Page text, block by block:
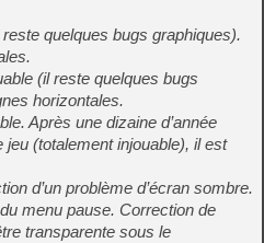
quelques bugs graphiques).
(il reste quelques bugs
horizontales.
Après une dizaine d’année
(totalement injouable), il est
d’un problème d’écran sombre.
menu pause. Correction de
transparente sous le